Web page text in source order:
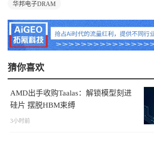
华邦电子DRAM
猜你喜欢
AMD出手收购Taalas：解锁模型刻进
硅片 摆脱HBM束缚
3小时前